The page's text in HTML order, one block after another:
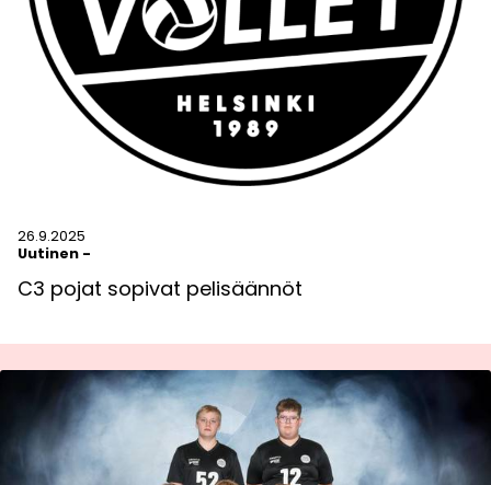
26.9.2025
Uutinen -
C3 pojat sopivat pelisäännöt